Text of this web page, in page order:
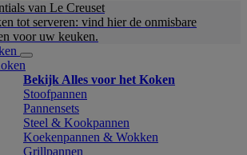
van Le Creuset
tot serveren: vind hier de onmisbare
voor uw keuken.
Bekijk Alles voor het Koken
Stoofpannen
Pannensets
Steel & Kookpannen
Koekenpannen & Wokken
Grillpannen